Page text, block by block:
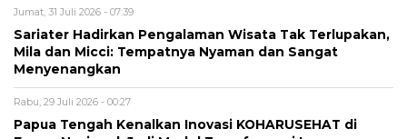
Jumat, 31 Juli 2026 - 07:39
Sariater Hadirkan Pengalaman Wisata Tak Terlupakan,
Mila dan Micci: Tempatnya Nyaman dan Sangat
Menyenangkan
Rabu, 29 Juli 2026 - 00:27
Papua Tengah Kenalkan Inovasi KOHARUSEHAT di